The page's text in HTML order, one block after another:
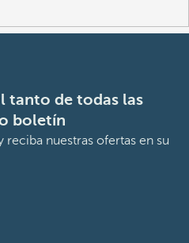
tanto de todas las
boletín
reciba nuestras ofertas en su